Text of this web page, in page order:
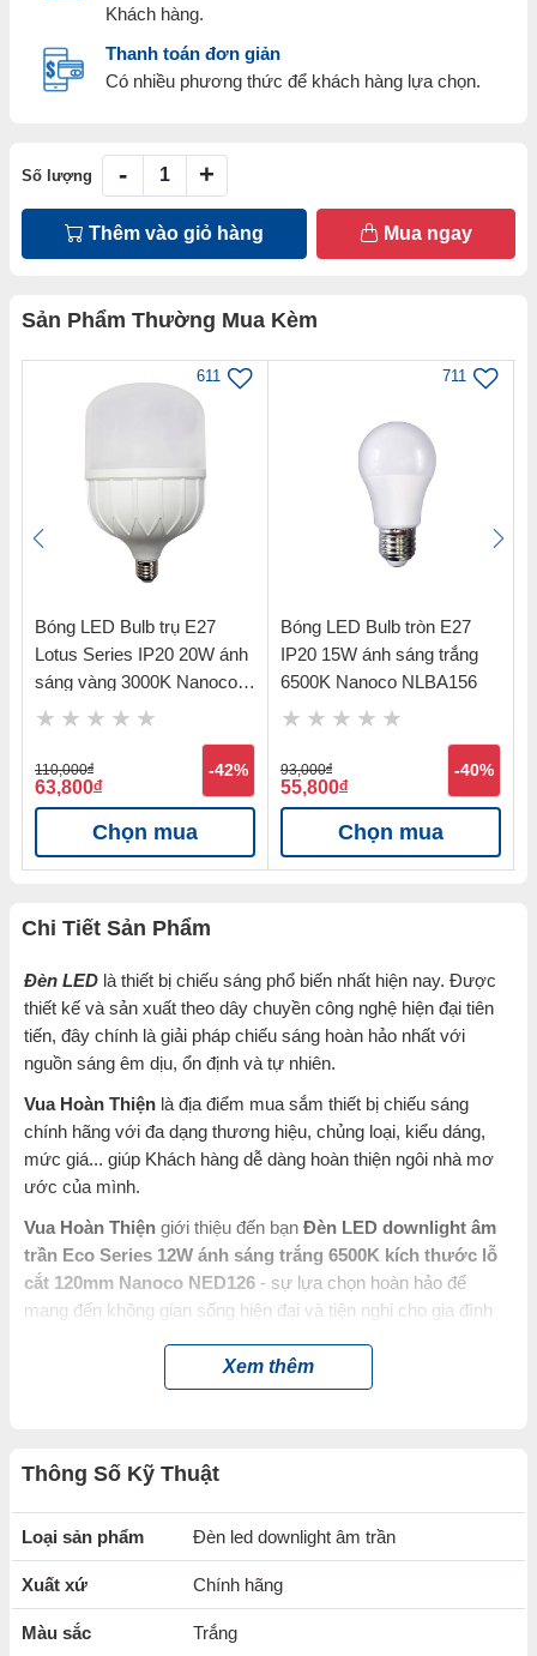
Khách hàng.
Thanh toán đơn giản
Có nhiều phương thức để khách hàng lựa chọn.
Số lượng - +
Thêm vào giỏ hàng Mua ngay
Sản Phẩm Thường Mua Kèm
611
Bóng LED Bulb trụ E27
Lotus Series IP20 20W ánh
sáng vàng 3000K Nanoco
NLB203
110,000đ
63,800đ
-42%
Chọn mua
711
Bóng LED Bulb tròn E27
IP20 15W ánh sáng trắng
6500K Nanoco NLBA156
93,000đ
55,800đ
-40%
Chọn mua
Chi Tiết Sản Phẩm
Đèn LED là thiết bị chiếu sáng phổ biến nhất hiện nay. Được
thiết kế và sản xuất theo dây chuyền công nghệ hiện đại tiên
tiến, đây chính là giải pháp chiếu sáng hoàn hảo nhất với
nguồn sáng êm dịu, ổn định và tự nhiên.
Vua Hoàn Thiện là địa điểm mua sắm thiết bị chiếu sáng
chính hãng với đa dạng thương hiệu, chủng loại, kiểu dáng,
mức giá... giúp Khách hàng dễ dàng hoàn thiện ngôi nhà mơ
ước của mình.
Vua Hoàn Thiện giới thiệu đến bạn Đèn LED downlight âm
trần Eco Series 12W ánh sáng trắng 6500K kích thước lỗ
cắt 120mm Nanoco NED126 - sự lựa chọn hoàn hảo để
mang đến không gian sống hiện đại và tiện nghi cho gia đình
Được thành lập từ năm 1991 cho đến nay,
Nanoco
đều được kiểm tra kỹ thuật nghiêm ngặt trước khi
đem ra thị trường cung cấp cho người tiêu dùng để đảm bảo
độ an toàn và chính xác.
Đặc điểm nổi bật của Đèn LED
downlight âm trần Eco Series 12W ánh
sáng trắng 6500K kích thước lỗ cắt
Xem thêm
Thông Số Kỹ Thuật
Loại sản phẩm Đèn led downlight âm trần
Xuất xứ Chính hãng
Màu sắc Trắng